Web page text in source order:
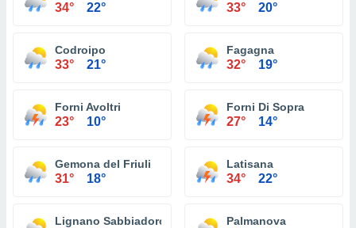
34° 22° 33° 20°
Codroipo
33° 21°
Fagagna
32° 19°
Forni Avoltri
23° 10°
Forni Di Sopra
27° 14°
Gemona del Friuli
31° 18°
Latisana
34° 22°
Lignano Sabbiadoro Palmanova